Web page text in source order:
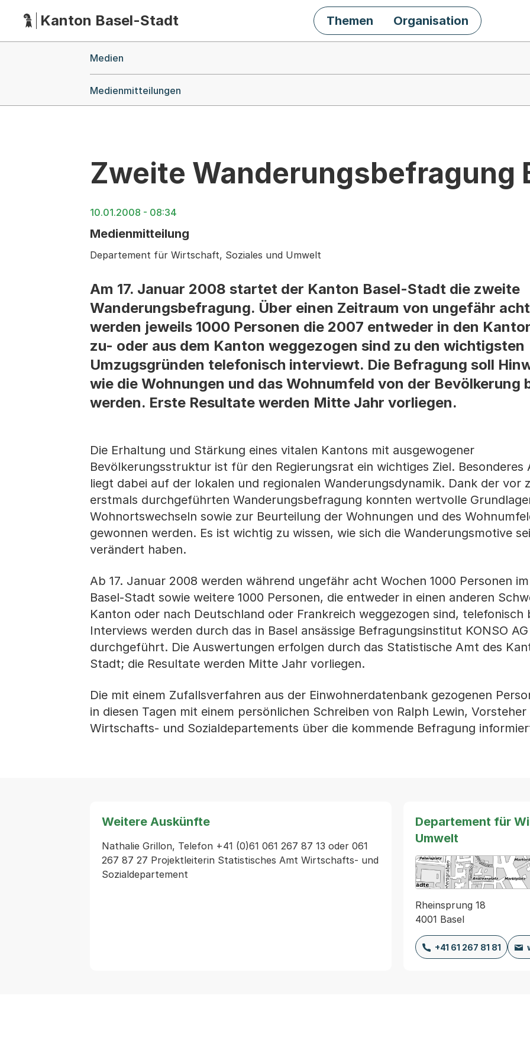
HauptnavigationKanton Basel-Stadt Themen Organisation
Medien
Medienmitteilungen
Zweite Wanderungsbefragung
10.01.2008 - 08:34
Medienmitteilung
Departement für Wirtschaft, Soziales und Umwelt
Am 17. Januar 2008 startet der Kanton Basel-Stadt die zweite
Wanderungsbefragung. Über einen Zeitraum von ungefähr
werden jeweils 1000 Personen die 2007 entweder in den
zu- oder aus dem Kanton weggezogen sind zu den wichtigsten
Umzugsgründen telefonisch interviewt. Die Befragung soll
wie die Wohnungen und das Wohnumfeld von der Bevölkerung
werden. Erste Resultate werden Mitte Jahr vorliegen.
Die Erhaltung und Stärkung eines vitalen Kantons mit ausgewogener
Bevölkerungsstruktur ist für den Regierungsrat ein wichtiges Ziel. Besonderes
liegt dabei auf der lokalen und regionalen Wanderungsdynamik. Dank der vor
erstmals durchgeführten Wanderungsbefragung konnten wertvolle
Wohnortswechseln sowie zur Beurteilung der Wohnungen und des
gewonnen werden. Es ist wichtig zu wissen, wie sich die Wanderungsmotive
verändert haben.
Ab 17. Januar 2008 werden während ungefähr acht Wochen 1000 Personen
Basel-Stadt sowie weitere 1000 Personen, die entweder in einen anderen
Kanton oder nach Deutschland oder Frankreich weggezogen sind, telefonisch
Interviews werden durch das in Basel ansässige Befragungsinstitut KONSO AG
durchgeführt. Die Auswertungen erfolgen durch das Statistische Amt des
Stadt; die Resultate werden Mitte Jahr vorliegen.
Die mit einem Zufallsverfahren aus der Einwohnerdatenbank gezogenen
in diesen Tagen mit einem persönlichen Schreiben von Ralph Lewin, Vorsteher
Wirtschafts- und Sozialdepartements über die kommende Befragung
Weitere Auskünfte
Nathalie Grillon, Telefon +41 (0)61 061 267 87 13 oder 061
267 87 27 Projektleiterin Statistisches Amt Wirtschafts- und
Sozialdepartement
Departement für
Umwelt
Rheinsprung 18
4001 Basel
+41 61 267 81 81